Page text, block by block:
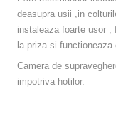
deasupra usii ,in
instaleaza foarte usor ,
la priza si functioneaza
Camera de
impotriva hotilor.